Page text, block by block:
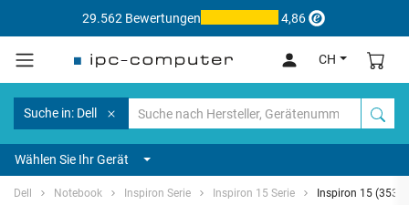
29.562 Bewertungen 4,86
CH
Suche in: Dell
Wählen Sie Ihr Gerät
Dell Notebook Inspiron Serie Inspiron 15 Serie Inspiron 15 (3530)